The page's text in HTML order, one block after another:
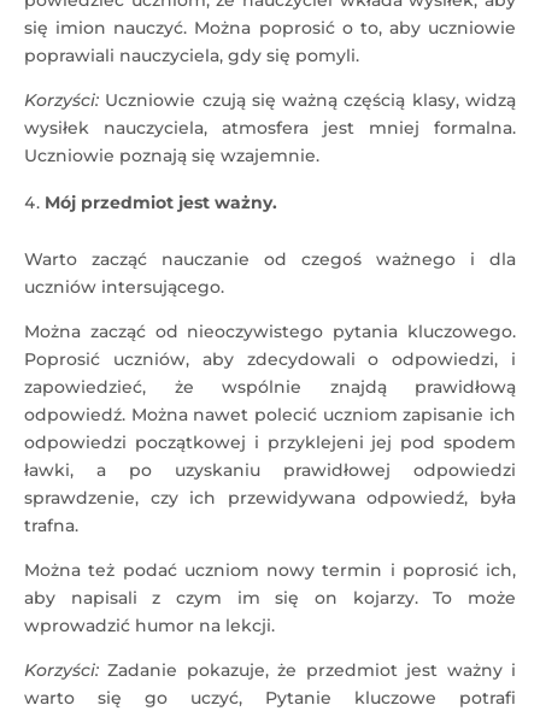
się imion nauczyć. Można poprosić o to, aby uczniowie
poprawiali nauczyciela, gdy się pomyli.
Korzyści: Uczniowie czują się ważną częścią klasy, widzą
wysiłek nauczyciela, atmosfera jest mniej formalna.
Uczniowie poznają się wzajemnie.
Mój przedmiot jest ważny.
Warto zacząć nauczanie od czegoś ważnego i dla
uczniów intersującego.
Można zacząć od nieoczywistego pytania kluczowego.
Poprosić uczniów, aby zdecydowali o odpowiedzi, i
zapowiedzieć, że wspólnie znajdą prawidłową
odpowiedź. Można nawet polecić uczniom zapisanie ich
odpowiedzi początkowej i przyklejeni jej pod spodem
ławki, a po uzyskaniu prawidłowej odpowiedzi
sprawdzenie, czy ich przewidywana odpowiedź, była
trafna.
Można też podać uczniom nowy termin i poprosić ich,
aby napisali z czym im się on kojarzy. To może
wprowadzić humor na lekcji.
Korzyści:Zadanie pokazuje, że przedmiot jest ważny i
warto się go uczyć, Pytanie kluczowe potrafi